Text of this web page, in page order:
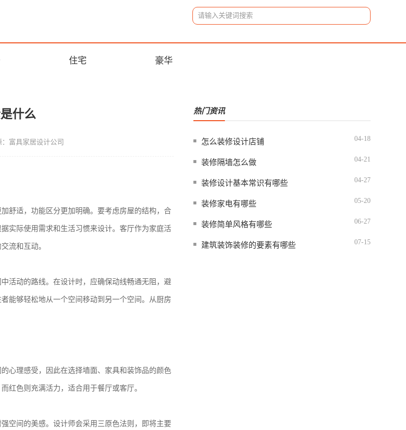
住宅 豪华
什么
富具家居设计公司
舒适，功能区分更加明确。要考虑房屋的结构，合
实际使用需求和生活习惯来设计。客厅作为家庭活
流和互动。
活动的路线。在设计时，应确保动线畅通无阻，避
能够轻松地从一个空间移动到另一个空间。从厨房
心理感受，因此在选择墙面、家具和装饰品的颜色
红色则充满活力，适合用于餐厅或客厅。
空间的美感。设计师会采用三原色法则，即将主要
热门资讯
怎么装修设计店铺 04-18
装修隔墙怎么做 04-21
装修设计基本常识有哪些 04-27
装修家电有哪些 05-20
装修简单风格有哪些 06-27
建筑装饰装修的要素有哪些 07-15